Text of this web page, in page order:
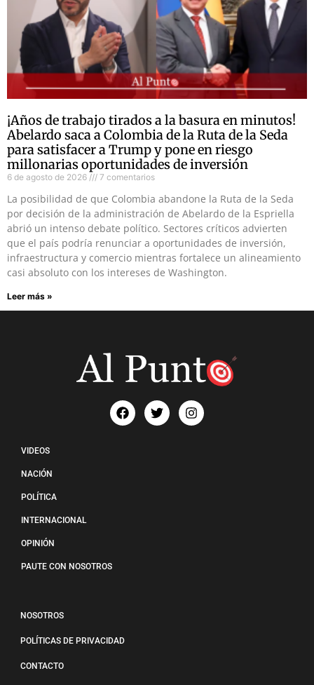
¡Años de trabajo tirados a la basura en minutos!
Abelardo saca a Colombia de la Ruta de la Seda
para satisfacer a Trump y pone en riesgo
millonarias oportunidades de inversión
6 de agosto de 2026 7 comentarios
La posibilidad de que Colombia abandone la Ruta de la Seda
por decisión de la administración de Abelardo de la Espriella
abrió un intenso debate político. Sectores críticos advierten
que el país podría renunciar a oportunidades de inversión,
infraestructura y comercio mientras fortalece un alineamiento
casi absoluto con los intereses de Washington.
Leer más »
VIDEOS
NACIÓN
POLÍTICA
INTERNACIONAL
OPINIÓN
PAUTE CON NOSOTROS
NOSOTROS
POLÍTICAS DE PRIVACIDAD
CONTACTO